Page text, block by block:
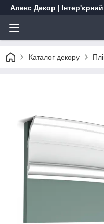
Алекс Декор |
Каталог декору